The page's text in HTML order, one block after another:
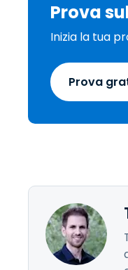
Prova
Inizia la tua
Prova